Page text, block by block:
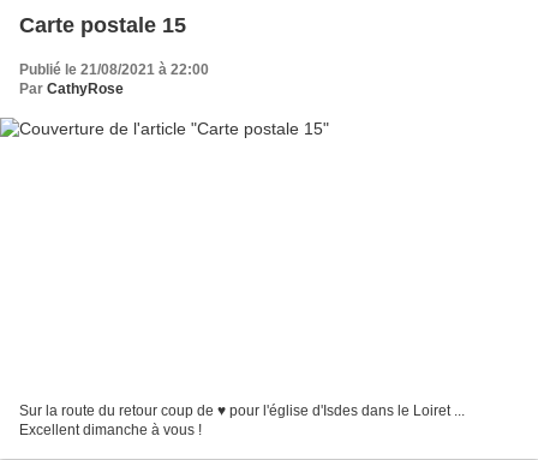
Carte postale 15
Publié le 21/08/2021 à 22:00
Par CathyRose
Sur la route du retour coup de ♥ pour l'église d'Isdes dans le Loiret ...
Excellent dimanche à vous !